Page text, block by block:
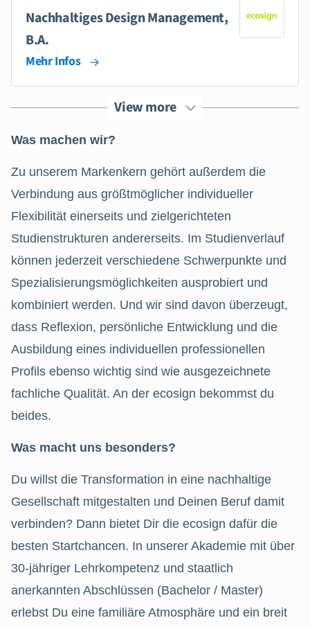
Nachhaltiges Design Management,
B.A.
Mehr Infos
View more
Was machen wir?
Zu unserem Markenkern gehört außerdem die
Verbindung aus größtmöglicher individueller
Flexibilität einerseits und zielgerichteten
Studienstrukturen andererseits. Im Studienverlauf
können jederzeit verschiedene Schwerpunkte und
Spezialisierungsmöglichkeiten ausprobiert und
kombiniert werden. Und wir sind davon überzeugt,
dass Reflexion, persönliche Entwicklung und die
Ausbildung eines individuellen professionellen
Profils ebenso wichtig sind wie ausgezeichnete
fachliche Qualität. An der ecosign bekommst du
beides.
Was macht uns besonders?
Du willst die Transformation in eine nachhaltige
Gesellschaft mitgestalten und Deinen Beruf damit
verbinden? Dann bietet Dir die ecosign dafür die
besten Startchancen. In unserer Akademie mit über
30-jähriger Lehrkompetenz und staatlich
anerkannten Abschlüssen (Bachelor / Master)
erlebst Du eine familiäre Atmosphäre und ein breit